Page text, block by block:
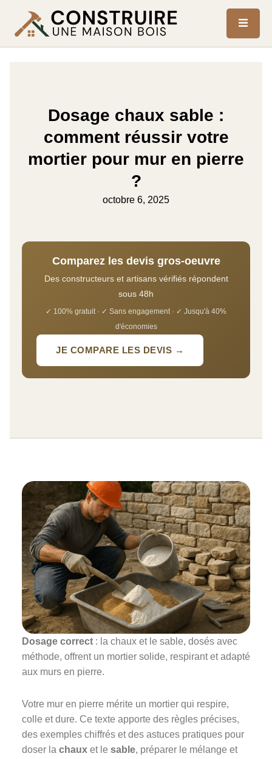
Dosage chaux sable :
comment réussir votre
mortier pour mur en pierre
?
octobre 6, 2025
Comparez les devis gros-oeuvre
Des constructeurs et artisans vérifiés répondent
sous 48h
✓ 100% gratuit · ✓ Sans engagement · ✓ Jusqu'à 40%
d'économies
JE COMPARE LES DEVIS →
Dosage correct : la chaux et le sable, dosés avec
méthode, offrent un mortier solide, respirant et adapté
aux murs en pierre.
Votre mur en pierre mérite un mortier qui respire,
colle et dure. Ce texte apporte des règles précises,
des exemples chiffrés et des astuces pratiques pour
doser la chaux et le sable, préparer le mélange et